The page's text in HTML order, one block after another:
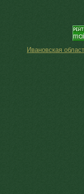
Ивановская